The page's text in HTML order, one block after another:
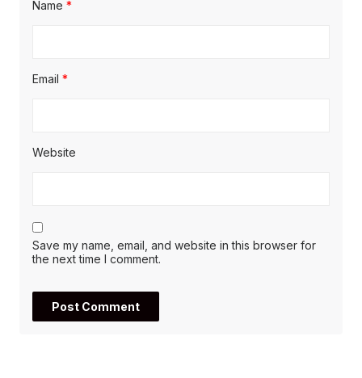
Name *
Email *
Website
Save my name, email, and website in this browser for
the next time I comment.